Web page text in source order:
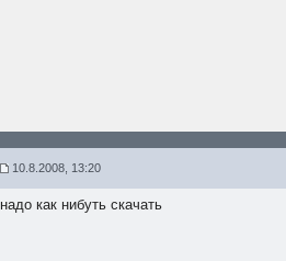
10.8.2008, 13:20
надо как нибуть скачать